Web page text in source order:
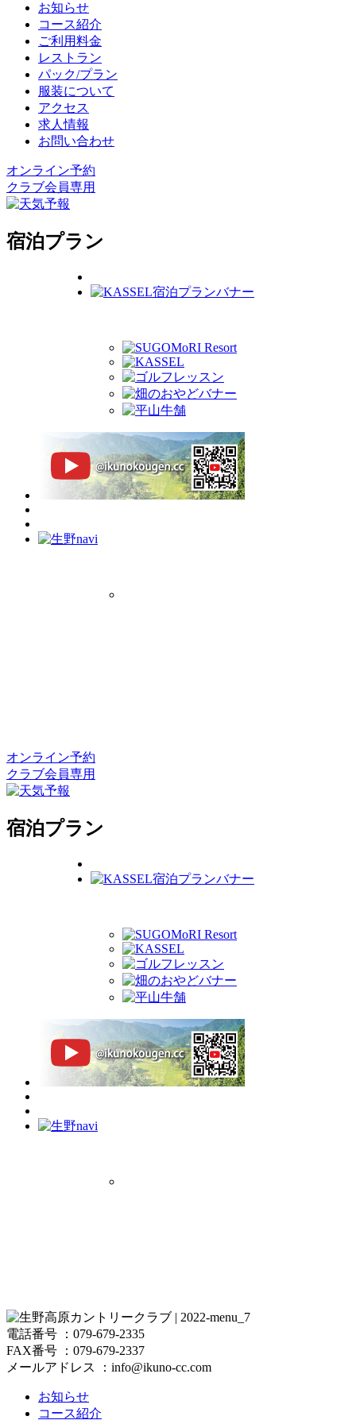
お知らせ
コース紹介
ご利用料金
レストラン
パック/プラン
服装について
アクセス
求人情報
お問い合わせ
オンライン予約
クラブ会員専用
宿泊プラン
オンライン予約
クラブ会員専用
宿泊プラン
電話番号 ：079-679-2335
FAX番号 ：079-679-2337
メールアドレス ：info@ikuno-cc.com
お知らせ
コース紹介